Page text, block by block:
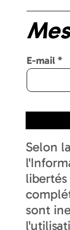
E-mail *
Selon
sont